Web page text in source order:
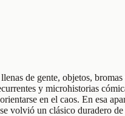
de gente, objetos,
y microhistorias
en el caos. En esa
volvió un clásico duradero